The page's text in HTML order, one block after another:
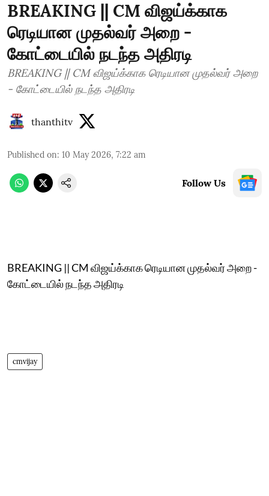
BREAKING || CM விஜய்க்காக
ரெடியான முதல்வர் அறை -
கோட்டையில் நடந்த அதிரடி
BREAKING || CM விஜய்க்காக ரெடியான முதல்வர் அறை
- கோட்டையில் நடந்த அதிரடி
thanthitv
Published on: 10 May 2026, 7:22 am
Follow Us
BREAKING || CM விஜய்க்காக ரெடியான முதல்வர் அறை -
கோட்டையில் நடந்த அதிரடி
cmvijay